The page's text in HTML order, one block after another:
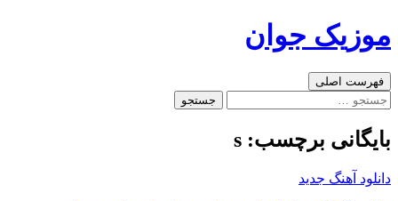
به
موزیک جوان
جست‌وجو
فهرست اصلی
جستجو
بایگانی برچسب: s
دانلود آهنگ جدید